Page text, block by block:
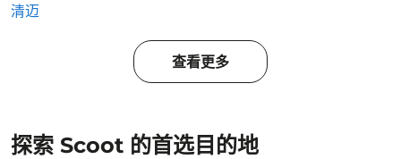
清迈
查看更多
探索 Scoot 的首选目的地